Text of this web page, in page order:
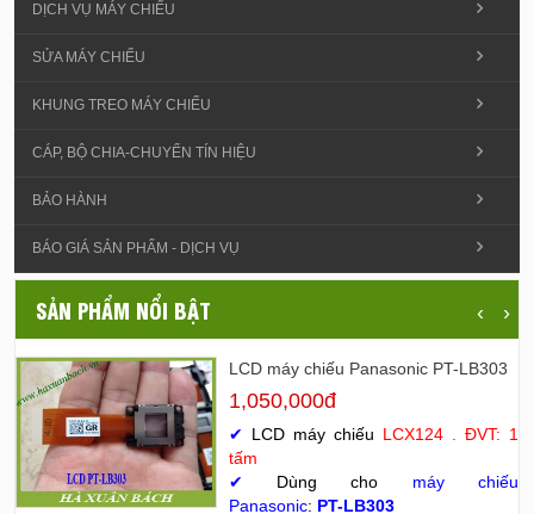
DỊCH VỤ MÁY CHIẾU
SỬA MÁY CHIẾU
KHUNG TREO MÁY CHIẾU
CÁP, BỘ CHIA-CHUYỂN TÍN HIỆU
BẢO HÀNH
BÁO GIÁ SẢN PHẨM - DỊCH VỤ
SẢN PHẨM NỔI BẬT ‹ ›
LCD máy chiếu Panasonic PT-LB303
1,050,000đ
✔ LCD máy chiếu LCX124 . ĐVT: 1
tấm
✔
Dùng cho máy chiếu
Panasonic: PT-LB303